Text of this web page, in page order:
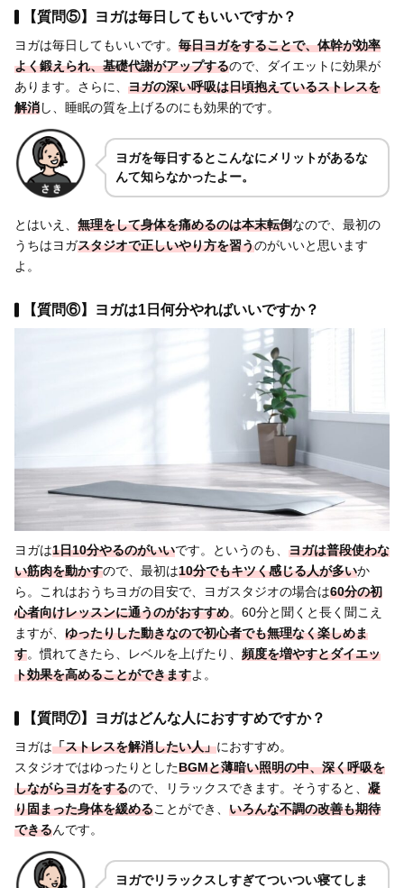
【質問⑤】ヨガは毎日してもいいですか？
ヨガは毎日してもいいです。 毎日ヨガをすることで、体幹が効率
よく鍛えられ、基礎代謝がアップするので、ダイエットに効果が
あります。さらに、 ヨガの深い呼吸は日頃抱えているストレスを
解消し、睡眠の質を上げるのにも効果的です。
ヨガを毎日するとこんなにメリットがあるな
んて知らなかったよー。
とはいえ、 無理をして身体を痛めるのは本末転倒なので、最初の
うちはヨガスタジオで正しいやり方を習うのがいいと思います
よ。
【質問⑥】ヨガは1日何分やればいいですか？
ヨガは1日10分やるのがいいです。というのも、 ヨガは普段使わな
い筋肉を動かすので、最初は10分でもキツく感じる人が多いか
ら。これはおうちヨガの目安で、ヨガスタジオの場合は60分の初
心者向けレッスンに通うのがおすすめ。60分と聞くと長く聞こえ
ますが、 ゆったりした動きなので初心者でも無理なく楽しめま
す。慣れてきたら、レベルを上げたり、 頻度を増やすとダイエッ
ト効果を高めることができますよ。
【質問⑦】ヨガはどんな人におすすめですか？
ヨガは「ストレスを解消したい人」におすすめ。
スタジオではゆったりとしたBGMと薄暗い照明の中、深く呼吸を
しながらヨガをするので、リラックスできます。そうすると、 凝
り固まった身体を緩めることができ、 いろんな不調の改善も期待
できるんです。
ヨガでリラックスしすぎてついつい寝てしま